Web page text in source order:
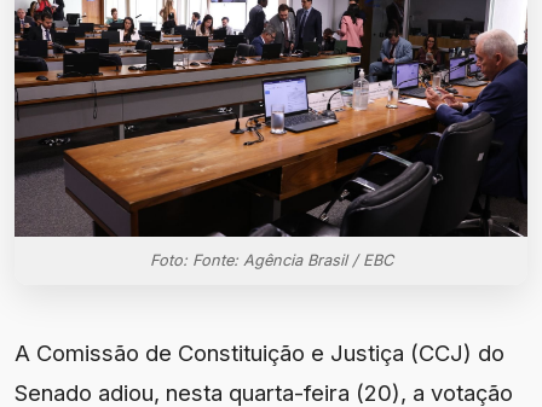
Foto: Fonte: Agência Brasil / EBC
A Comissão de Constituição e Justiça (CCJ) do
Senado adiou, nesta quarta-feira (20), a votação